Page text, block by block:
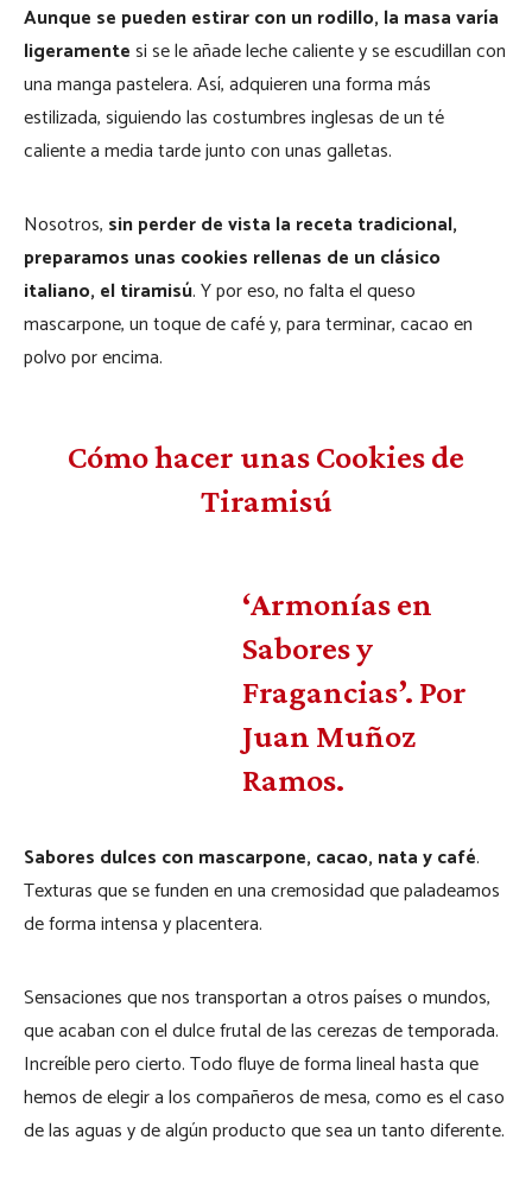
Aunque se pueden estirar con un rodillo, la masa varía
ligeramentesi se le añade leche caliente y se escudillan con
una manga pastelera. Así, adquieren una forma más
estilizada, siguiendo las costumbres inglesas de un té
caliente a media tarde junto con unas galletas.
Nosotros, sin perder de vista la receta tradicional,
preparamos unas cookies rellenas de un clásico
italiano, el tiramisú. Y por eso, no falta el queso
mascarpone, un toque de café y, para terminar, cacao en
polvo por encima.
Cómo hacer unas Cookies de
Tiramisú
‘Armonías en
Sabores y
Fragancias’. Por
Juan Muñoz
Ramos.
Sabores dulces con mascarpone, cacao, nata y café.
Texturas que se funden en una cremosidad que paladeamos
de forma intensa y placentera.
Sensaciones que nos transportan a otros países o mundos,
que acaban con el dulce frutal de las cerezas de temporada.
Increíble pero cierto. Todo fluye de forma lineal hasta que
hemos de elegir a los compañeros de mesa, como es el caso
de las aguas y de algún producto que sea un tanto diferente.